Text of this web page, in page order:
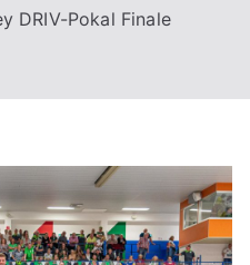
DRIV-Pokal Finale